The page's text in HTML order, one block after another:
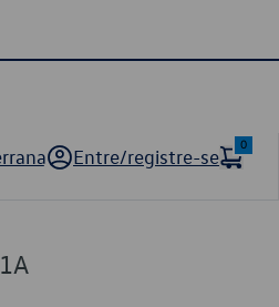
Entre/registre-se
0